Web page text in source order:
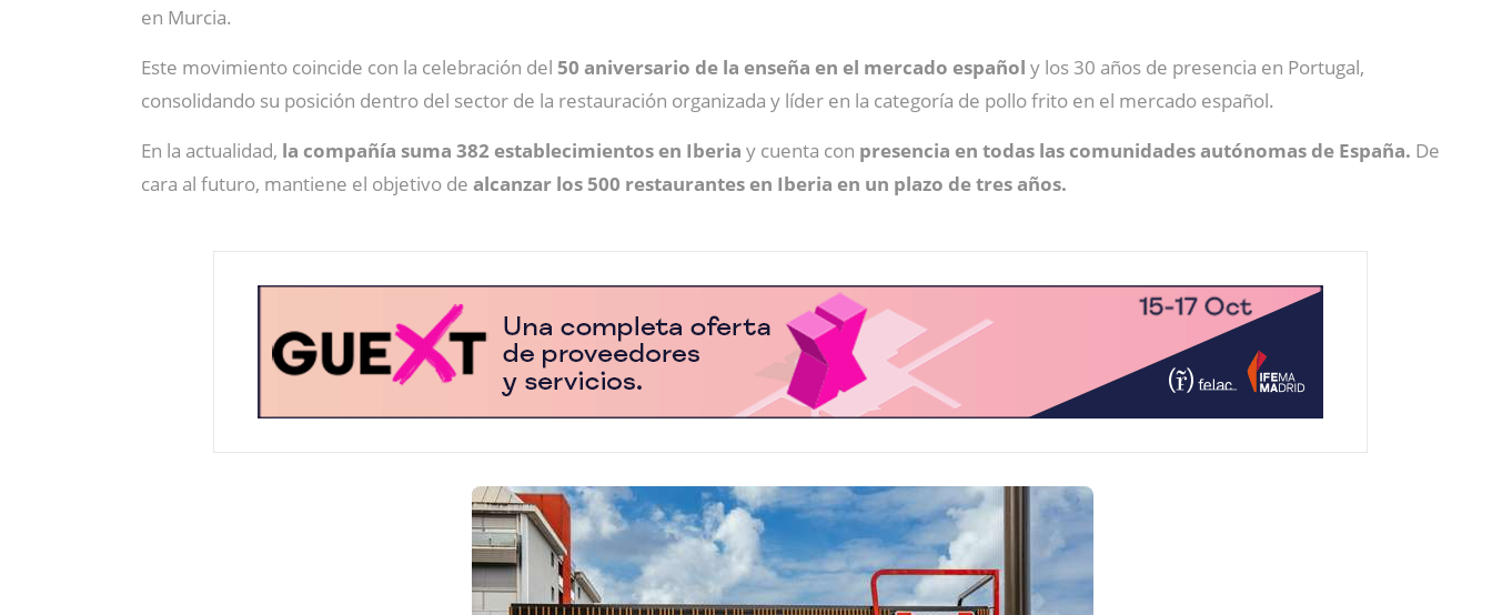
en Murcia.
Este movimiento coincide con la celebración del 50 aniversario de la enseña en el mercado español y los 30 años de presencia en Portugal,
consolidando su posición dentro del sector de la restauración organizada y líder en la categoría de pollo frito en el mercado español.
En la actualidad, la compañía suma 382 establecimientos en Iberia y cuenta con presencia en todas las comunidades autónomas de España. De
cara al futuro, mantiene el objetivo de alcanzar los 500 restaurantes en Iberia en un plazo de tres años.